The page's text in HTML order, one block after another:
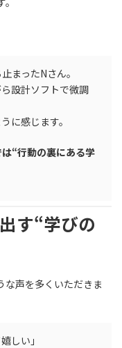
まったNさん。
設計ソフトで微調
に感じます。
“行動の裏にある学
す“学びの
な声を多くいただきま
しい」